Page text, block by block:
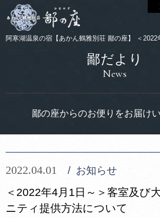
鄙だより
News
鄙の座からのお便りをお届け
2022.04.01 お知らせ
＜2022年4月1日～＞客室及び
ニティ提供方法について